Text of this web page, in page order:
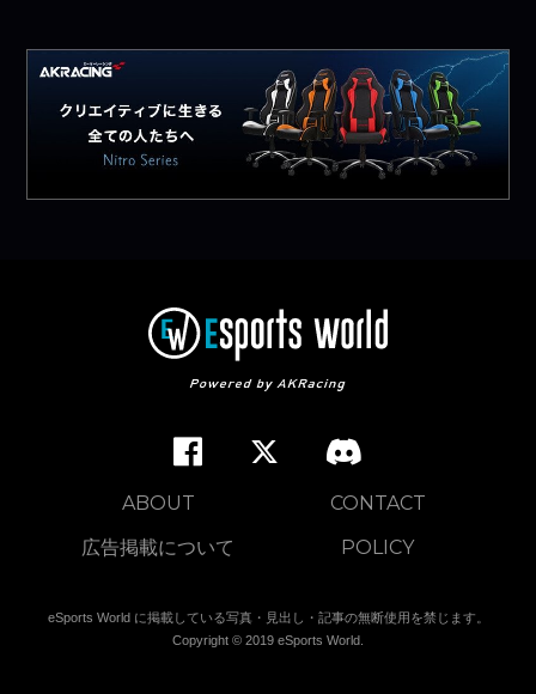
ABOUT
CONTACT
広告掲載について
POLICY
eSports World に掲載している写真・見出し・記事の無断使用を禁じます。
Copyright © 2019 eSports World.